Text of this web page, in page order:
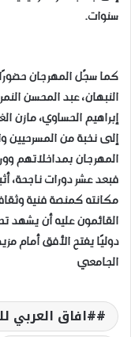
سنوات.
كما سجّل المهرجان حضورًا
النبهان، عبد المحسن
إبراهيم الحساوي، مازن
إلى نخبة من المسرحيين
المهرجان بمداخلاتهم
فبعد عشر دورات ناجحة،
مكانته كمنصة فنية
القائمون عليه أن يشهد
دوليًا يفتح الأفق أمام
الجامعي
#افاق العربي